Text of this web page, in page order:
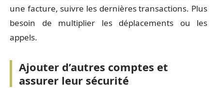
une facture, suivre les dernières transactions. Plus
besoin de multiplier les déplacements ou les
appels.
Ajouter d’autres comptes et
assurer leur sécurité